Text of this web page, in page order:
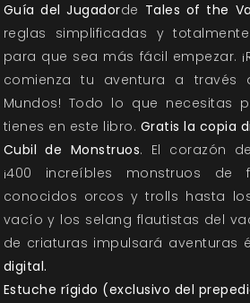
Guía del Jugadorde Tales of the
reglas simplificadas y
para que sea más fácil empezar.
comienza tu aventura a través
Mundos! Todo lo que necesitas
tienes en este libro. Gratis la copia
Cubil de Monstruos. El corazón
¡400 increíbles monstruos de
conocidos orcos y trolls hasta
vacío y los selang flautistas del
de criaturas impulsará aventuras
digital.
Estuche rígido (exclusivo del